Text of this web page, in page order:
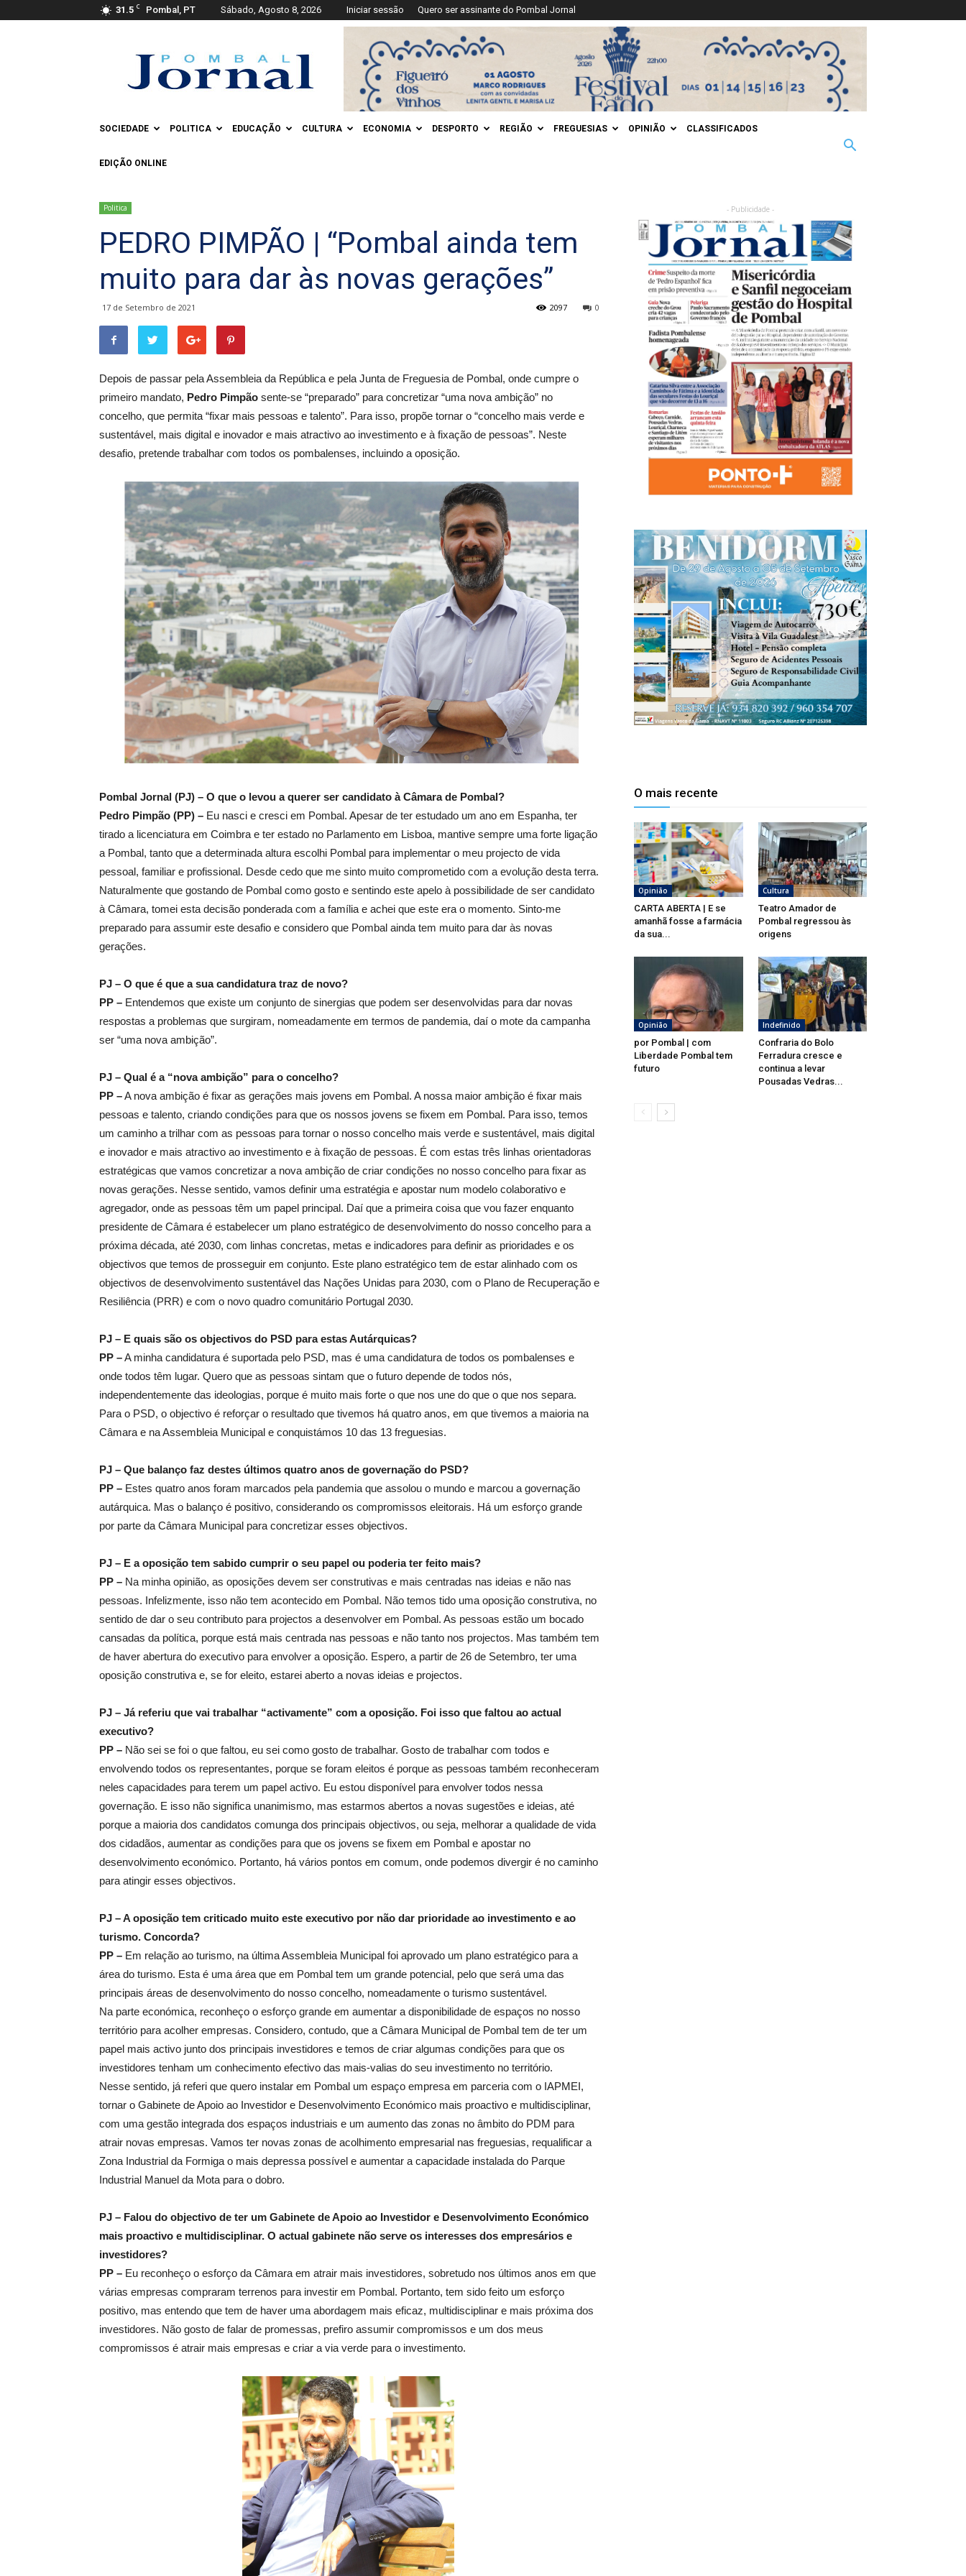
31.5 C Pombal, PT Sábado, Agosto 8, 2026 Iniciar sessão Quero ser assinante do Pombal Jornal
Jornal
SOCIEDADE POLITICA EDUCAÇÃO CULTURA ECONOMIA DESPORTO REGIÃO FREGUESIAS OPINIÃO CLASSIFICADOS
EDIÇÃO ONLINE
Politica
PEDRO PIMPÃO | “Pombal ainda tem
muito para dar às novas gerações”
17 de Setembro de 2021 0
2097
Depois de passar pela Assembleia da República e pela Junta de Freguesia de Pombal, onde cumpre o
primeiro mandato, Pedro Pimpão sente-se “preparado” para concretizar “uma nova ambição” no
concelho, que permita “fixar mais pessoas e talento”. Para isso, propõe tornar o “concelho mais verde e
sustentável, mais digital e inovador e mais atractivo ao investimento e à fixação de pessoas”. Neste
desafio, pretende trabalhar com todos os pombalenses, incluindo a oposição.
Pombal Jornal (PJ) – O que o levou a querer ser candidato à Câmara de Pombal?
Pedro Pimpão (PP) – Eu nasci e cresci em Pombal. Apesar de ter estudado um ano em Espanha, ter
tirado a licenciatura em Coimbra e ter estado no Parlamento em Lisboa, mantive sempre uma forte ligação
a Pombal, tanto que a determinada altura escolhi Pombal para implementar o meu projecto de vida
pessoal, familiar e profissional. Desde cedo que me sinto muito comprometido com a evolução desta terra.
Naturalmente que gostando de Pombal como gosto e sentindo este apelo à possibilidade de ser candidato
à Câmara, tomei esta decisão ponderada com a família e achei que este era o momento. Sinto-me
preparado para assumir este desafio e considero que Pombal ainda tem muito para dar às novas
gerações.
PJ – O que é que a sua candidatura traz de novo?
PP – Entendemos que existe um conjunto de sinergias que podem ser desenvolvidas para dar novas
respostas a problemas que surgiram, nomeadamente em termos de pandemia, daí o mote da campanha
ser “uma nova ambição”.
PJ – Qual é a “nova ambição” para o concelho?
PP –A nova ambição é fixar as gerações mais jovens em Pombal. A nossa maior ambição é fixar mais
pessoas e talento, criando condições para que os nossos jovens se fixem em Pombal. Para isso, temos
um caminho a trilhar com as pessoas para tornar o nosso concelho mais verde e sustentável, mais digital
e inovador e mais atractivo ao investimento e à fixação de pessoas. É com estas três linhas orientadoras
estratégicas que vamos concretizar a nova ambição de criar condições no nosso concelho para fixar as
novas gerações. Nesse sentido, vamos definir uma estratégia e apostar num modelo colaborativo e
agregador, onde as pessoas têm um papel principal. Daí que a primeira coisa que vou fazer enquanto
presidente de Câmara é estabelecer um plano estratégico de desenvolvimento do nosso concelho para a
próxima década, até 2030, com linhas concretas, metas e indicadores para definir as prioridades e os
objectivos que temos de prosseguir em conjunto. Este plano estratégico tem de estar alinhado com os
objectivos de desenvolvimento sustentável das Nações Unidas para 2030, com o Plano de Recuperação e
Resiliência (PRR) e com o novo quadro comunitário Portugal 2030.
PJ – E quais são os objectivos do PSD para estas Autárquicas?
PP –A minha candidatura é suportada pelo PSD, mas é uma candidatura de todos os pombalenses e
onde todos têm lugar. Quero que as pessoas sintam que o futuro depende de todos nós,
independentemente das ideologias, porque é muito mais forte o que nos une do que o que nos separa.
Para o PSD, o objectivo é reforçar o resultado que tivemos há quatro anos, em que tivemos a maioria na
Câmara e na Assembleia Municipal e conquistámos 10 das 13 freguesias.
PJ – Que balanço faz destes últimos quatro anos de governação do PSD?
PP – Estes quatro anos foram marcados pela pandemia que assolou o mundo e marcou a governação
autárquica. Mas o balanço é positivo, considerando os compromissos eleitorais. Há um esforço grande
por parte da Câmara Municipal para concretizar esses objectivos.
PJ – E a oposição tem sabido cumprir o seu papel ou poderia ter feito mais?
PP – Na minha opinião, as oposições devem ser construtivas e mais centradas nas ideias e não nas
pessoas. Infelizmente, isso não tem acontecido em Pombal. Não temos tido uma oposição construtiva, no
sentido de dar o seu contributo para projectos a desenvolver em Pombal. As pessoas estão um bocado
cansadas da política, porque está mais centrada nas pessoas e não tanto nos projectos. Mas também tem
de haver abertura do executivo para envolver a oposição. Espero, a partir de 26 de Setembro, ter uma
oposição construtiva e, se for eleito, estarei aberto a novas ideias e projectos.
PJ – Já referiu que vai trabalhar “activamente” com a oposição. Foi isso que faltou ao actual
executivo?
PP – Não sei se foi o que faltou, eu sei como gosto de trabalhar. Gosto de trabalhar com todos e
envolvendo todos os representantes, porque se foram eleitos é porque as pessoas também reconheceram
neles capacidades para terem um papel activo. Eu estou disponível para envolver todos nessa
governação. E isso não significa unanimismo, mas estarmos abertos a novas sugestões e ideias, até
porque a maioria dos candidatos comunga dos principais objectivos, ou seja, melhorar a qualidade de vida
dos cidadãos, aumentar as condições para que os jovens se fixem em Pombal e apostar no
desenvolvimento económico. Portanto, há vários pontos em comum, onde podemos divergir é no caminho
para atingir esses objectivos.
PJ – A oposição tem criticado muito este executivo por não dar prioridade ao investimento e ao
turismo. Concorda?
PP – Em relação ao turismo, na última Assembleia Municipal foi aprovado um plano estratégico para a
área do turismo. Esta é uma área que em Pombal tem um grande potencial, pelo que será uma das
principais áreas de desenvolvimento do nosso concelho, nomeadamente o turismo sustentável.
Na parte económica, reconheço o esforço grande em aumentar a disponibilidade de espaços no nosso
território para acolher empresas. Considero, contudo, que a Câmara Municipal de Pombal tem de ter um
papel mais activo junto dos principais investidores e temos de criar algumas condições para que os
investidores tenham um conhecimento efectivo das mais-valias do seu investimento no território.
Nesse sentido, já referi que quero instalar em Pombal um espaço empresa em parceria com o IAPMEI,
tornar o Gabinete de Apoio ao Investidor e Desenvolvimento Económico mais proactivo e multidisciplinar,
com uma gestão integrada dos espaços industriais e um aumento das zonas no âmbito do PDM para
atrair novas empresas. Vamos ter novas zonas de acolhimento empresarial nas freguesias, requalificar a
Zona Industrial da Formiga o mais depressa possível e aumentar a capacidade instalada do Parque
Industrial Manuel da Mota para o dobro.
PJ – Falou do objectivo de ter um Gabinete de Apoio ao Investidor e Desenvolvimento Económico
mais proactivo e multidisciplinar. O actual gabinete não serve os interesses dos empresários e
investidores?
PP – Eu reconheço o esforço da Câmara em atrair mais investidores, sobretudo nos últimos anos em que
várias empresas compraram terrenos para investir em Pombal. Portanto, tem sido feito um esforço
positivo, mas entendo que tem de haver uma abordagem mais eficaz, multidisciplinar e mais próxima dos
investidores. Não gosto de falar de promessas, prefiro assumir compromissos e um dos meus
compromissos é atrair mais empresas e criar a via verde para o investimento.
- Publicidade -
O mais recente
Opinião
CARTA ABERTA | E se
amanhã fosse a farmácia
da sua...
Cultura
Teatro Amador de
Pombal regressou às
origens
Opinião
por Pombal | com
Liberdade Pombal tem
futuro
Indefinido
Confraria do Bolo
Ferradura cresce e
continua a levar
Pousadas Vedras...